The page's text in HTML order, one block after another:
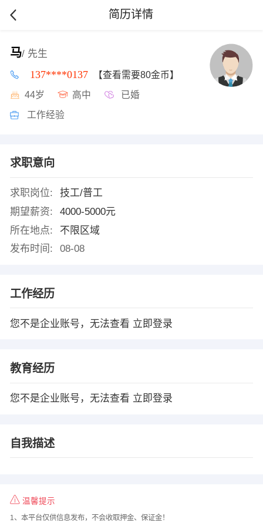
简历详情
马/ 先生
137****0137 【查看需要80金币】
44岁 高中 已婚
工作经验
求职意向
求职岗位:
技工/普工
期望薪资:
4000-5000元
所在地点:
不限区域
发布时间:
08-08
工作经历
您不是企业账号，无法查看 立即登录
教育经历
您不是企业账号，无法查看 立即登录
自我描述
温馨提示
1、本平台仅供信息发布，不会收取押金、保证金！